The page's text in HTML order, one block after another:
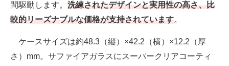
間駆動します。 洗練されたデザインと実用性の高さ、比
較的リーズナブルな価格が支持されています。
ケースサイズは約48.3（縦）×42.2（横）×12.2（厚
さ）mm。サファイアガラスにスーパークリアコーティ